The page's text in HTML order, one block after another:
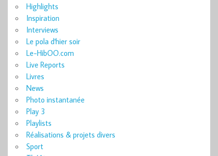
Highlights
Inspiration
Interviews
Le pola d'hier soir
Le-HibOO.com
Live Reports
Livres
News
Photo instantanée
Play 3
Playlists
Réalisations & projets divers
Sport